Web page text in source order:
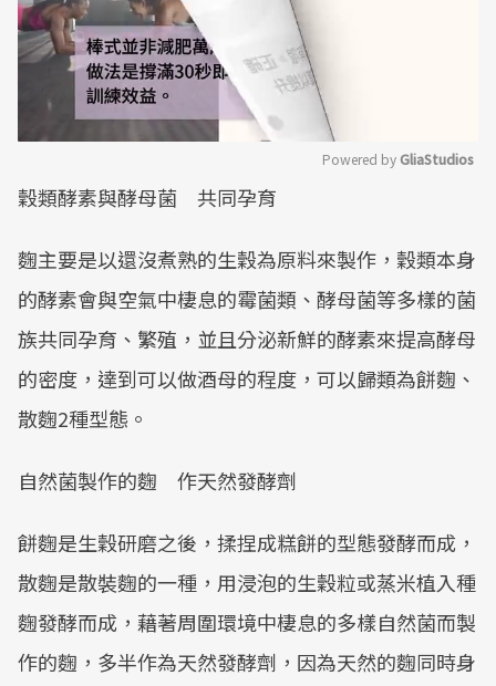
Powered by GliaStudios
穀類酵素與酵母菌 共同孕育
麴主要是以還沒煮熟的生穀為原料來製作，穀類本身
的酵素會與空氣中棲息的霉菌類、酵母菌等多樣的菌
族共同孕育、繁殖，並且分泌新鮮的酵素來提高酵母
的密度，達到可以做酒母的程度，可以歸類為餅麴、
散麴2種型態。
自然菌製作的麴 作天然發酵劑
餅麴是生穀研磨之後，揉捏成糕餅的型態發酵而成，
散麴是散裝麴的一種，用浸泡的生穀粒或蒸米植入種
麴發酵而成，藉著周圍環境中棲息的多樣自然菌而製
作的麴，多半作為天然發酵劑，因為天然的麴同時身